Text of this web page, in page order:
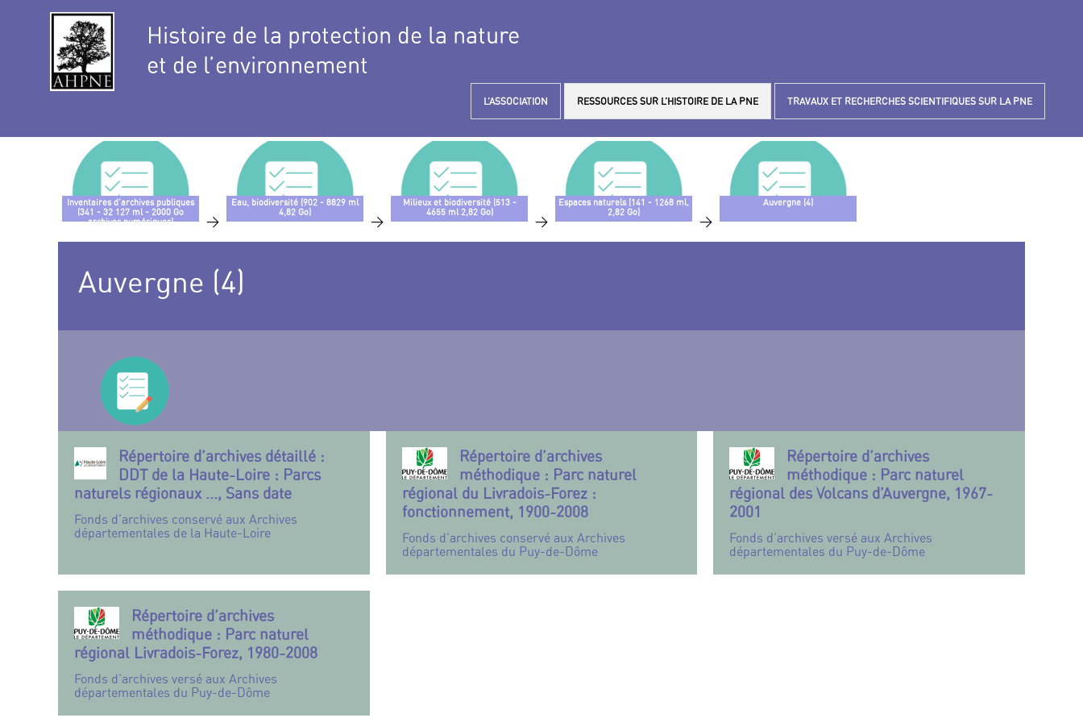
Histoire de la protection de la nature
et de l’environnement
L’ASSOCIATION RESSOURCES SUR L’HISTOIRE DE LA PNE TRAVAUX ET RECHERCHES SCIENTIFIQUES SUR LA PNE
Inventaires d’archives publiques
(341 - 32 127 ml - 2000 Go
archives numériques)
>
Eau, biodiversité (902 - 8829 ml
4,82 Go)
>
Milieux et biodiversité (513 -
4655 ml 2,82 Go)
>
Espaces naturels (141 - 1268 ml,
2,82 Go)
>
Auvergne (4)
Auvergne (4)
Répertoire d’archives détaillé :
DDT de la Haute-Loire : Parcs
naturels régionaux ..., Sans date
Fonds d’archives conservé aux Archives
départementales de la Haute-Loire
Répertoire d’archives
méthodique : Parc naturel
régional du Livradois-Forez :
fonctionnement, 1900-2008
Fonds d’archives conservé aux Archives
départementales du Puy-de-Dôme
Répertoire d’archives
méthodique : Parc naturel
régional des Volcans d’Auvergne, 1967-
2001
Fonds d’archives versé aux Archives
départementales du Puy-de-Dôme
Répertoire d’archives
méthodique : Parc naturel
régional Livradois-Forez, 1980-2008
Fonds d’archives versé aux Archives
départementales du Puy-de-Dôme